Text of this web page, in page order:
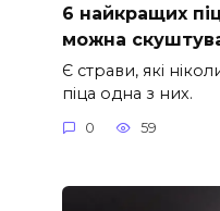
6 найкращих
можна
Є страви, які
піца одна з них.
0 59